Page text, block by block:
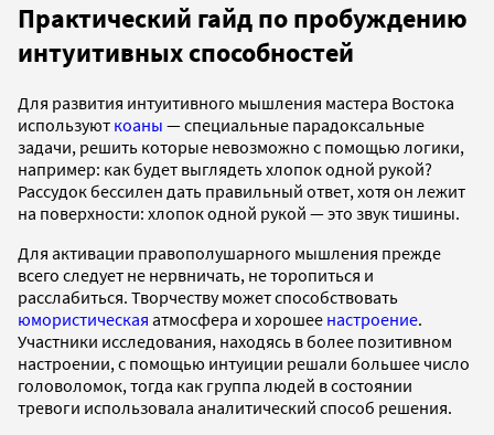
Практический гайд по пробуждению
интуитивных способностей
Для развития интуитивного мышления мастера Востока
используют коаны — специальные парадоксальные
задачи, решить которые невозможно с помощью логики,
например: как будет выглядеть хлопок одной рукой?
Рассудок бессилен дать правильный ответ, хотя он лежит
на поверхности: хлопок одной рукой — это звук тишины.
Для активации правополушарного мышления прежде
всего следует не нервничать, не торопиться и
расслабиться. Творчеству может способствовать
юмористическая атмосфера и хорошее настроение.
Участники исследования, находясь в более позитивном
настроении, с помощью интуиции решали большее число
головоломок, тогда как группа людей в состоянии
тревоги использовала аналитический способ решения.